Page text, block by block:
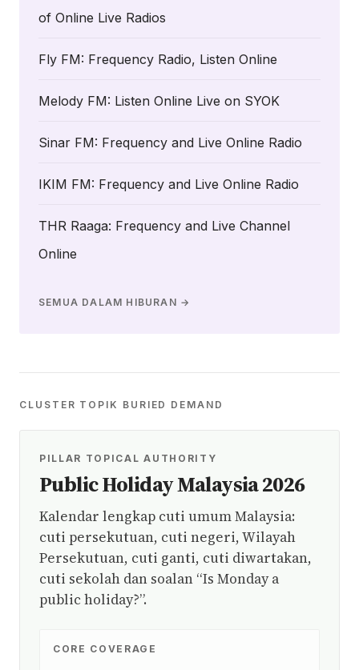
of Online Live Radios
Fly FM: Frequency Radio, Listen Online
Melody FM: Listen Online Live on SYOK
Sinar FM: Frequency and Live Online Radio
IKIM FM: Frequency and Live Online Radio
THR Raaga: Frequency and Live Channel
Online
SEMUA DALAM HIBURAN →
CLUSTER TOPIK BURIED DEMAND
PILLAR TOPICAL AUTHORITY
Public Holiday Malaysia 2026
Kalendar lengkap cuti umum Malaysia:
cuti persekutuan, cuti negeri, Wilayah
Persekutuan, cuti ganti, cuti diwartakan,
cuti sekolah dan soalan “Is Monday a
public holiday?”.
CORE COVERAGE